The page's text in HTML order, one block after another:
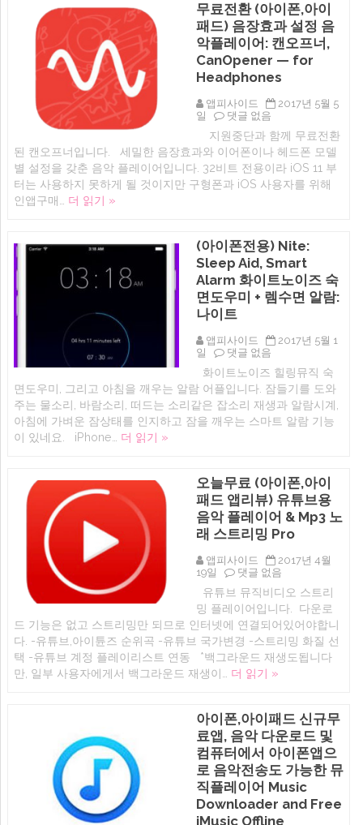
치)
에
맞
추
기
게
임
(아
이
아
이
패
드,
애
플
워
치)
무료전환 (아이폰,아이
패드) 음장효과 설정 음
악플레이어: 캔오프너,
CanOpener — for
Headphones
앱피사이드
2017년 5월 5
일
무
전
환
(아
이
폰,
드)
음
장
효
과
설
정
음
악
플
레
이
어:
캔
오
프
Headphones
에
댓글 없음
지원중단과 함께 무료전환
된 캔오프너입니다. 세밀한 음장효과와 이어폰이나 헤드폰 모델
별 설정을 갖춘 음악 플레이어입니다. 32비트 전용이라 iOS 11 부
터는 사용하지 못하게 될 것이지만 구형폰과 iOS 사용자를 위해
인앱구매… 더 읽기 »
(아이폰전용) Nite:
Sleep Aid, Smart
Alarm 화이트노이즈 숙
면도우미 + 렘수면 알람:
나이트
앱피사이드
2017년 5월 1
일
(아
폰
전
용)
Nite:
Sleep
이
트
노
이
즈
면
도
미
+
렘
수
면
알
람:
나
에
댓글 없음
화이트노이즈 힐링뮤직 숙
면도우미, 그리고 아침을 깨우는 알람 어플입니다. 잠들기를 도와
주는 물소리, 바람소리, 떠드는 소리같은 잡소리 재생과 알람시계,
아침에 가벼운 잠상태를 인지하고 잠을 깨우는 스마트 알람 기능
이 있네요. iPhone… 더 읽기 »
오늘무료 (아이폰,아이
패드 앱리뷰) 유튜브용
음악 플레이어 & Mp3 노
래 스트리밍 Pro
앱피사이드
2017년 4월
19일
오
무
료
(아
이
폰,
아
이
패
리
뷰)
유
튜
브
용
음
악
플
댓글 없음
유튜브 뮤직비디오 스트리
밍 플레이어입니다. 다운로
드 기능은 없고 스트리밍만 되므로 인터넷에 연결되어있어야합니
다. -유튜브,아이튠즈 순위곡 -유튜브 국가변경 -스트리밍 화질 선
택 -유튜브 계정 플레이리스트 연동 *백그라운드 재생도됩니다
만, 일부 사용자에게서 백그라운드 재생이… 더 읽기 »
아이폰,아이패드 신규무
료앱, 음악 다운로드 및
컴퓨터에서 아이폰앱으
로 음악전송도 가능한 뮤
직플레이어 Music
Downloader and Free
iMusic Offline